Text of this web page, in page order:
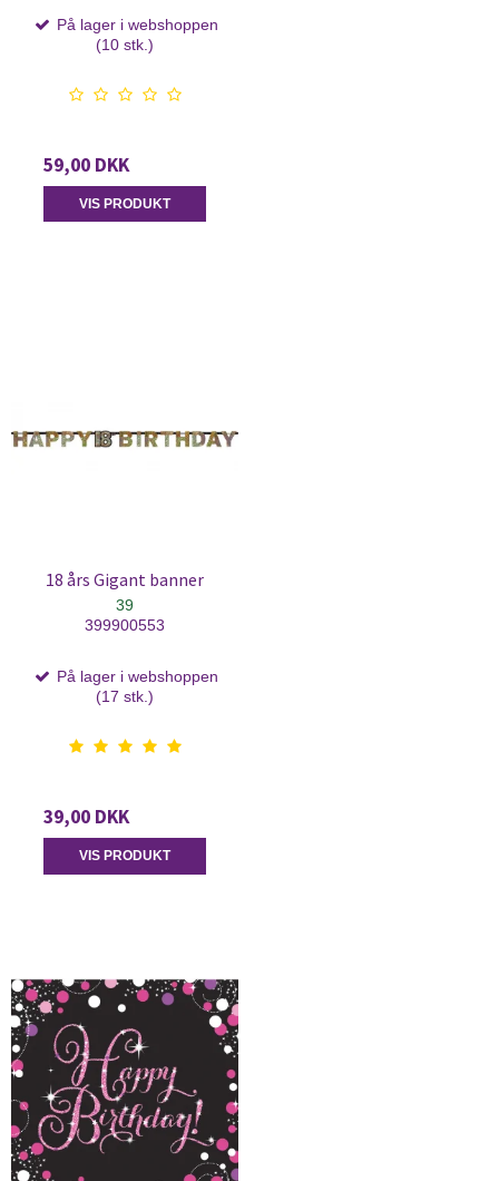
På lager i webshoppen
(10 stk.)
59,00 DKK
VIS PRODUKT
18 års Gigant banner
39
399900553
På lager i webshoppen
(17 stk.)
39,00 DKK
VIS PRODUKT